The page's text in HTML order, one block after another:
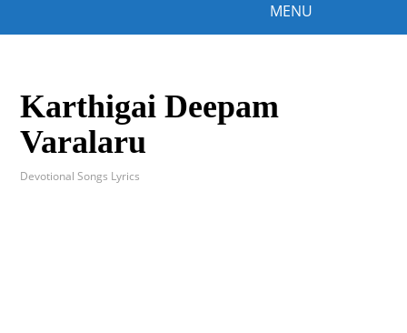
MENU
Karthigai Deepam
Varalaru
Devotional Songs Lyrics